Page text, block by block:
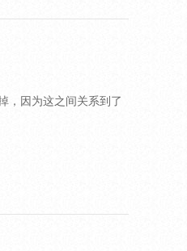
，因为这之间关系到了